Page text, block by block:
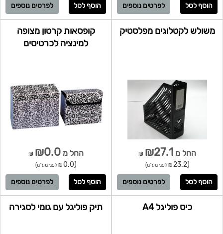
לפרטים נוספים לפרטים נוספים
משולש לקטלוגים מפלסטיק
החל מ ₪27.1
₪
(23.2 ₪ לפני מע"מ)
לפרטים נוספים
קופסאות קרטון מצופה
למינציה לכרטיסים
החל מ₪0.0
₪
(0.0 ₪ לפני מע"מ)
לפרטים נוספים
כיס פוליגל A4 תיק פוליגל עם גומי לסגירה